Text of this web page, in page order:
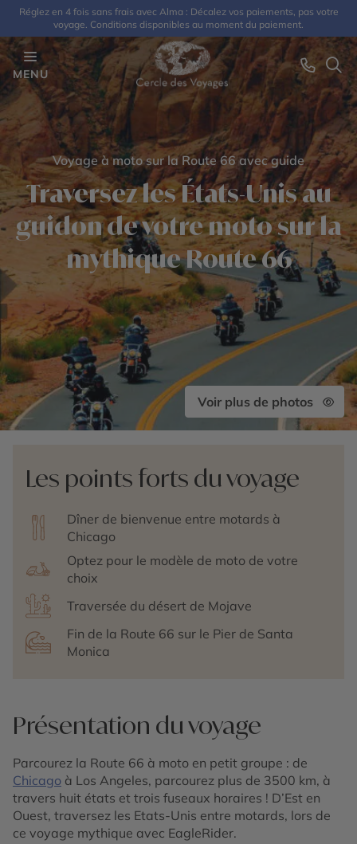
Réglez en 4 fois sans frais avec Alma : Décalez vos paiements, pas votre
voyage. Conditions disponibles au moment du paiement.
MENU
Voyage à moto sur la Route 66 avec guide
Traversez les États-Unis au
guidon de votre moto sur la
mythique Route 66
Voir plus de photos
Les points forts du voyage
Dîner de bienvenue entre motards à
Chicago
Optez pour le modèle de moto de votre
choix
Traversée du désert de Mojave
Fin de la Route 66 sur le Pier de Santa
Monica
Présentation du voyage
Parcourez la Route 66 à moto en petit groupe : de
Chicago à Los Angeles, parcourez plus de 3500 km, à
travers huit états et trois fuseaux horaires ! D’Est en
Ouest, traversez les Etats-Unis entre motards, lors de
ce voyage mythique avec EagleRider.